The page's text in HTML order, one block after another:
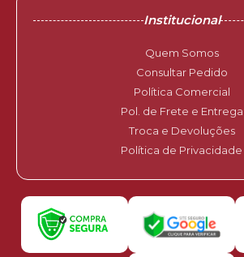
Institucional
Quem Somos
Consultar Pedido
Política Comercial
Pol. de Frete e Entrega
Troca e Devoluções
Política de Privacidade